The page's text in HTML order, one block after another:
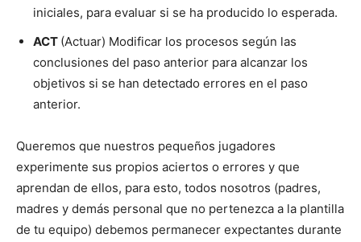
iniciales, para evaluar si se ha producido lo esperada.
ACT (Actuar) Modificar los procesos según las
conclusiones del paso anterior para alcanzar los
objetivos si se han detectado errores en el paso
anterior.
Queremos que nuestros pequeños jugadores
experimente sus propios aciertos o errores y que
aprendan de ellos, para esto, todos nosotros (padres,
madres y demás personal que no pertenezca a la plantilla
de tu equipo) debemos permanecer expectantes durante